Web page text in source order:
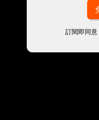
訂閱即同意